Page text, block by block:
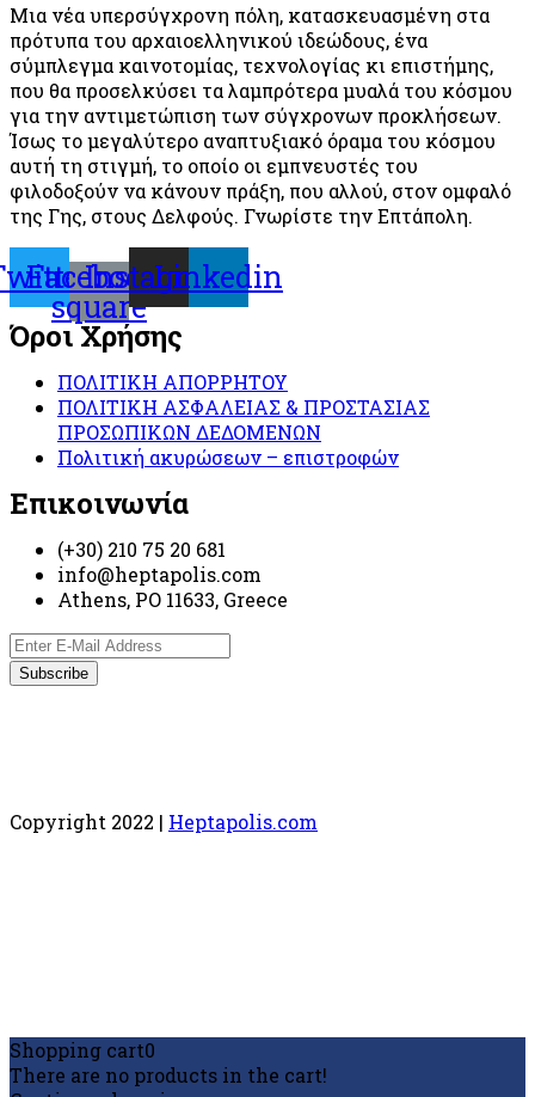
Μια νέα υπερσύγχρονη πόλη, κατασκευασμένη στα
πρότυπα του αρχαιοελληνικού ιδεώδους, ένα
σύμπλεγμα καινοτομίας, τεχνολογίας κι επιστήμης,
που θα προσελκύσει τα λαμπρότερα μυαλά του κόσμου
για την αντιμετώπιση των σύγχρονων προκλήσεων.
Ίσως το μεγαλύτερο αναπτυξιακό όραμα του κόσμου
αυτή τη στιγμή, το οποίο οι εμπνευστές του
φιλοδοξούν να κάνουν πράξη, που αλλού, στον ομφαλό
της Γης, στους Δελφούς. Γνωρίστε την Επτάπολη.
Facebook-
square
Instagram
Linkedin
Όροι Χρήσης
ΠΟΛΙΤΙΚΗ ΑΠΟΡΡΗΤΟΥ
ΠΟΛΙΤΙΚΗ ΑΣΦΑΛΕΙΑΣ & ΠΡΟΣΤΑΣΙΑΣ
ΠΡΟΣΩΠΙΚΩΝ ΔΕΔΟΜΕΝΩΝ
Πολιτική ακυρώσεων – επιστροφών
Επικοινωνία
(+30) 210 75 20 681
info@heptapolis.com
Athens, PO 11633, Greece
Copyright 2022 | Heptapolis.com
Shopping cart0
There are no products in the cart!